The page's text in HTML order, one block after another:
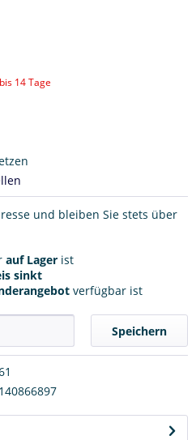
14 Tage
und bleiben Sie stets über
auf Lager ist
sinkt
verfügbar ist
Speichern